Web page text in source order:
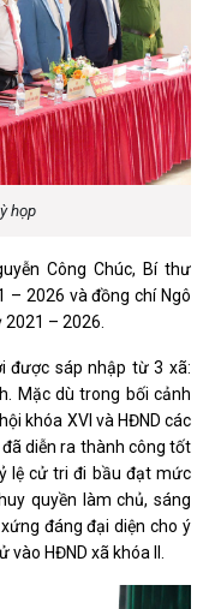
họp
Công Chúc, Bí thư
– 2026 và đồng chí Ngô
2021 – 2026.
được sáp nhập từ 3 xã:
Mặc dù trong bối cảnh
khóa XVI và HĐND các
diễn ra thành công tốt
lệ cử tri đi bầu đạt mức
quyền làm chủ, sáng
đáng đại diện cho ý
HĐND xã khóa II.